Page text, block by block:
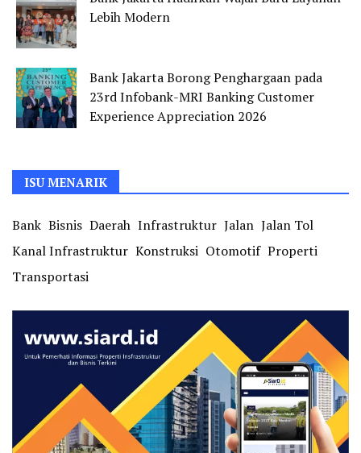
Lebih Modern
Bank Jakarta Borong Penghargaan pada
23rd Infobank-MRI Banking Customer
Experience Appreciation 2026
ISU MENARIK
Bank Bisnis Daerah Infrastruktur Jalan Jalan Tol
Kanal Infrastruktur Konstruksi Otomotif Properti
Transportasi